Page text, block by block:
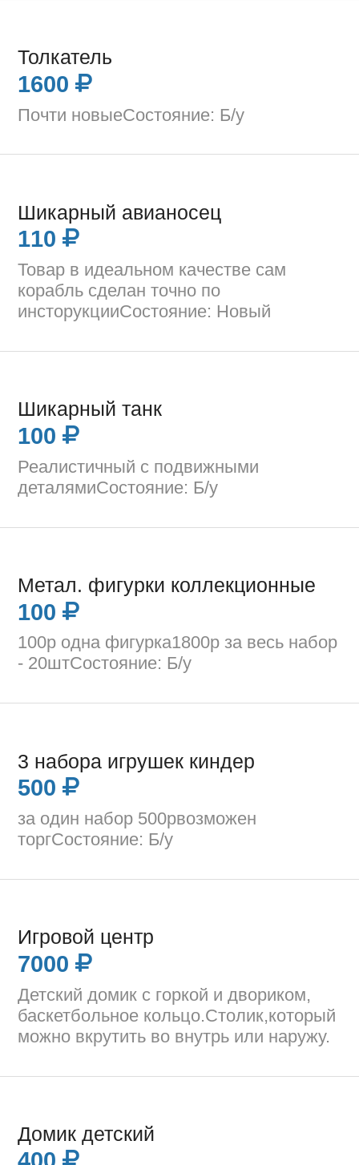
Толкатель
1600
Почти новыеСостояние: Б/у
Шикарный авианосец
110
Товар в идеальном качестве сам
корабль сделан точно по
инсторукцииСостояние: Новый
Шикарный танк
100
Реалистичный с подвижными
деталямиСостояние: Б/у
Метал. фигурки коллекционные
100
100р одна фигурка1800р за весь набор
- 20штСостояние: Б/у
3 набора игрушек киндер
500
за один набор 500рвозможен
торгСостояние: Б/у
Игровой центр
7000
Детский домик с горкой и двориком,
баскетбольное кольцо.Столик,который
можно вкрутить во внутрь или наружу.
Домик детский